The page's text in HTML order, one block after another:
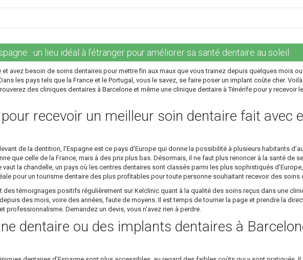
: un lieu idéal à l’étranger pour améliorer sa santé dentaire au soleil
et avez besoin de soins dentaires pour mettre fin aux maux que vous trainez depuis quelques mois
les pays tels que la France et le Portugal, vous le savez, se faire poser un implant coûte cher.
des cliniques dentaires à Barcelone et même une clinique dentaire à Ténérife pour y recevoir
recevoir un meilleur soin dentaire fait avec
de la dentition, l’Espagne est ce pays d’Europe qui donne la possibilité à plusieurs habitants
que celle de la France, mais à des prix plus bas. Désormais, il ne faut plus renoncer à la santé de
la chandelle, un pays où les centres dentaires sont classés parmi les plus sophistiqués
pour un tourisme dentaire des plus profitables pour toute personne souhaitant recevoir des
témoignages positifs régulièrement sur Kelclinic quant à la qualité des soins reçus dans une
des mois, voire des années, faute de moyens. Il est temps de tourner la page et prendre la
professionnalisme. Demandez un devis, vous n'avez rien à perdre.
dentaire ou des implants dentaires à